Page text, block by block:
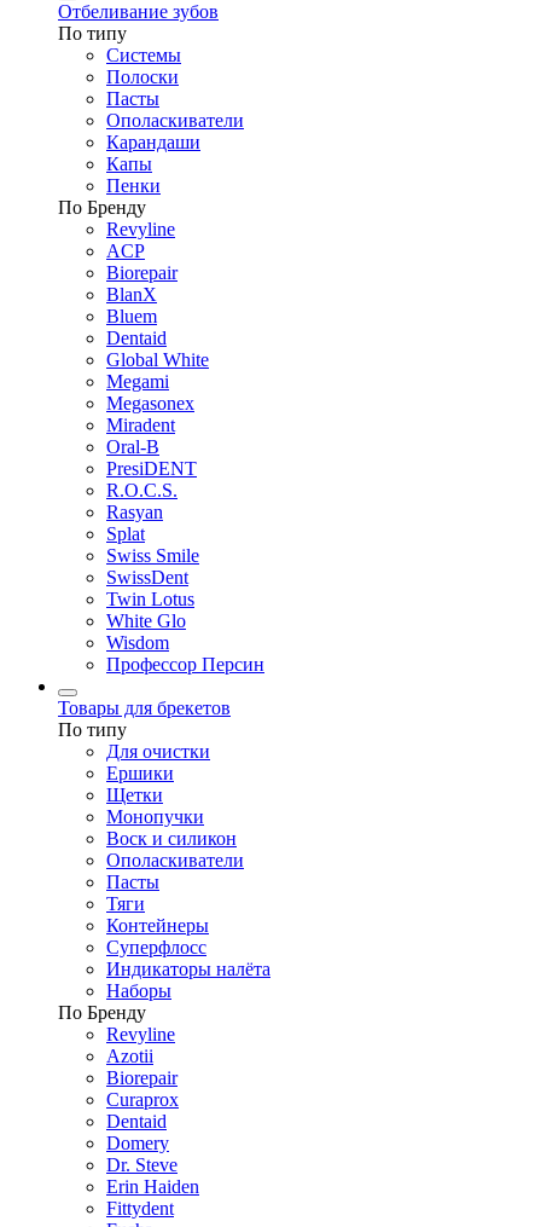
Отбеливание зубов
По типу
Системы
Полоски
Пасты
Ополаскиватели
Карандаши
Капы
Пенки
По Бренду
Revyline
ACP
Biorepair
BlanX
Bluem
Dentaid
Global White
Megami
Megasonex
Miradent
Oral-B
PresiDENT
R.O.C.S.
Rasyan
Splat
Swiss Smile
SwissDent
Twin Lotus
White Glo
Wisdom
Профессор Персин
Товары для брекетов
По типу
Для очистки
Ершики
Щетки
Монопучки
Воск и силикон
Ополаскиватели
Пасты
Тяги
Контейнеры
Суперфлосс
Индикаторы налёта
Наборы
По Бренду
Revyline
Azotii
Biorepair
Curaprox
Dentaid
Domery
Dr. Steve
Erin Haiden
Fittydent